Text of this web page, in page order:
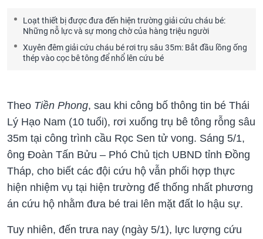
Loạt thiết bị được đưa đến hiện trường giải cứu cháu bé:
Những nỗ lực và sự mong chờ của hàng triệu người
Xuyên đêm giải cứu cháu bé rơi trụ sâu 35m: Bắt đầu lồng ống
thép vào cọc bê tông để nhổ lên cứu bé
Theo Tiền Phong, sau khi công bố thông tin bé Thái
Lý Hạo Nam (10 tuổi), rơi xuống trụ bê tông rỗng sâu
35m tại công trình cầu Rọc Sen tử vong. Sáng 5/1,
ông Đoàn Tấn Bửu – Phó Chủ tịch UBND tỉnh Đồng
Tháp, cho biết các đội cứu hộ vẫn phối hợp thực
hiện nhiệm vụ tại hiện trường để thống nhất phương
án cứu hộ nhằm đưa bé trai lên mặt đất lo hậu sự.
Tuy nhiên, đến trưa nay (ngày 5/1), lực lượng cứu